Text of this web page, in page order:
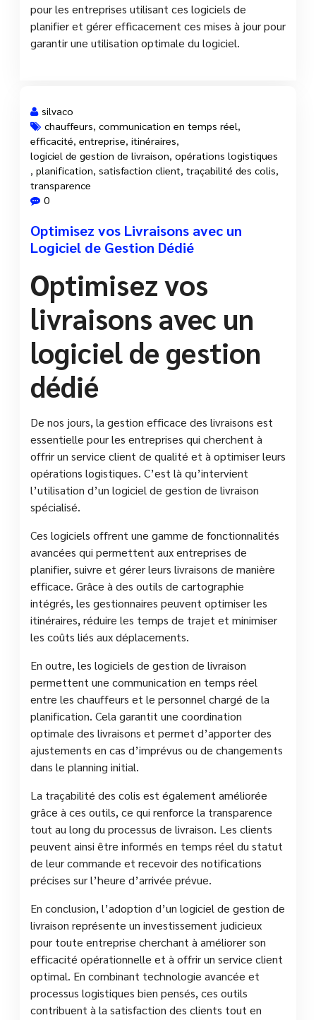
pour les entreprises utilisant ces logiciels de
planifier et gérer efficacement ces mises à jour pour
garantir une utilisation optimale du logiciel.
9 Fév, 2025
silvaco
chauffeurs, communication en temps réel,
efficacité, entreprise, itinéraires,
logiciel de gestion de livraison, opérations logistiques
, planification, satisfaction client, traçabilité des colis,
transparence
0
Optimisez vos Livraisons avec un
Logiciel de Gestion Dédié
Optimisez vos
livraisons avec un
logiciel de gestion
dédié
De nos jours, la gestion efficace des livraisons est
essentielle pour les entreprises qui cherchent à
offrir un service client de qualité et à optimiser leurs
opérations logistiques. C’est là qu’intervient
l’utilisation d’un logiciel de gestion de livraison
spécialisé.
Ces logiciels offrent une gamme de fonctionnalités
avancées qui permettent aux entreprises de
planifier, suivre et gérer leurs livraisons de manière
efficace. Grâce à des outils de cartographie
intégrés, les gestionnaires peuvent optimiser les
itinéraires, réduire les temps de trajet et minimiser
les coûts liés aux déplacements.
En outre, les logiciels de gestion de livraison
permettent une communication en temps réel
entre les chauffeurs et le personnel chargé de la
planification. Cela garantit une coordination
optimale des livraisons et permet d’apporter des
ajustements en cas d’imprévus ou de changements
dans le planning initial.
La traçabilité des colis est également améliorée
grâce à ces outils, ce qui renforce la transparence
tout au long du processus de livraison. Les clients
peuvent ainsi être informés en temps réel du statut
de leur commande et recevoir des notifications
précises sur l’heure d’arrivée prévue.
En conclusion, l’adoption d’un logiciel de gestion de
livraison représente un investissement judicieux
pour toute entreprise cherchant à améliorer son
efficacité opérationnelle et à offrir un service client
optimal. En combinant technologie avancée et
processus logistiques bien pensés, ces outils
contribuent à la satisfaction des clients tout en